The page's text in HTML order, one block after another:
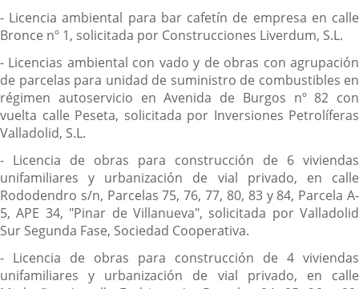
- Licencia ambiental para bar cafetín de empresa en calle
Bronce nº 1, solicitada por Construcciones Liverdum, S.L.
- Licencias ambiental con vado y de obras con agrupación
de parcelas para unidad de suministro de combustibles en
régimen autoservicio en Avenida de Burgos nº 82 con
vuelta calle Peseta, solicitada por Inversiones Petrolíferas
Valladolid, S.L.
- Licencia de obras para construcción de 6 viviendas
unifamiliares y urbanización de vial privado, en calle
Rododendro s/n, Parcelas 75, 76, 77, 80, 83 y 84, Parcela A-
5, APE 34, "Pinar de Villanueva", solicitada por Valladolid
Sur Segunda Fase, Sociedad Cooperativa.
- Licencia de obras para construcción de 4 viviendas
unifamiliares y urbanización de vial privado, en calle